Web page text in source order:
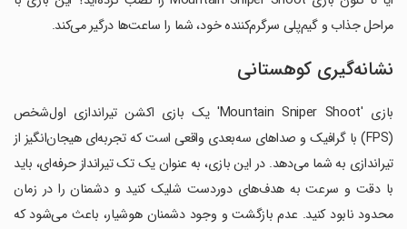
مراحل جذاب و گیم‌پلی سرگرم‌کننده خود، شما را ساعت‌ها درگیر می‌کند.
نشانه‌گیری کوهستانی
بازی 'Mountain Sniper Shoot' یک بازی اکشن تیراندازی اول‌شخص
(FPS) با گرافیک و صداهای سه‌بعدی واقعی است که تجربه‌ای هیجان‌انگیز از
تیراندازی به شما می‌دهد. در این بازی، به عنوان یک تک تیرانداز حرفه‌ای، باید
با دقت و سرعت به هدف‌های دوردست شلیک کنید و دشمنان را در زمان
محدود نابود کنید. عدم بازگشت و وجود دشمنان هوشیار، باعث می‌شود که